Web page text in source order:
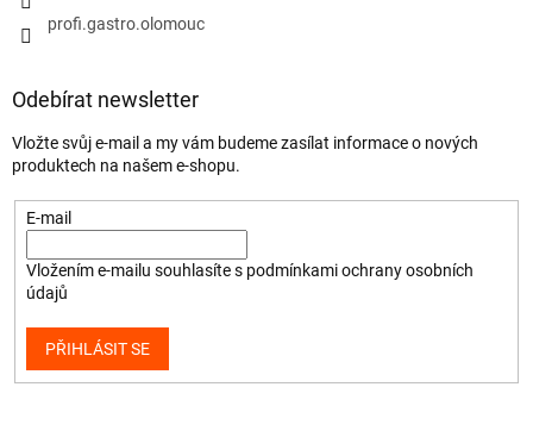
profi.gastro.olomouc
Odebírat newsletter
Vložte svůj e-mail a my vám budeme zasílat informace o nových
produktech na našem e-shopu.
E-mail
Vložením e-mailu souhlasíte s podmínkami ochrany osobních
údajů
PŘIHLÁSIT SE